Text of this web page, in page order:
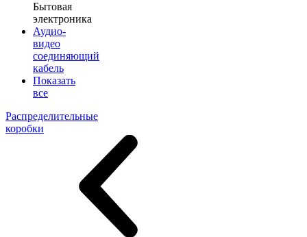
Бытовая
электроника
Аудио-
видео
соединяющий
кабель
Показать
все
Распределительные
коробки